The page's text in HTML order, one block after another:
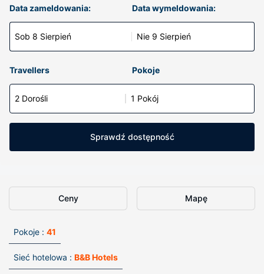
Data zameldowania:
Sob 8 Sierpień
Data wymeldowania:
Nie 9 Sierpień
Travellers Pokoje
2 Dorośli 1 Pokój
Sprawdź dostępność
Ceny Mapę
Pokoje : 41
Sieć hotelowa : B&B Hotels